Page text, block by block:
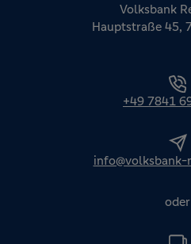
Volksbank
Hauptstraße 45,
+49 7841
info@volksbank-
oder